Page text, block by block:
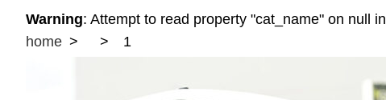
Warning: Attempt to read property "cat_name" on null in
home
1